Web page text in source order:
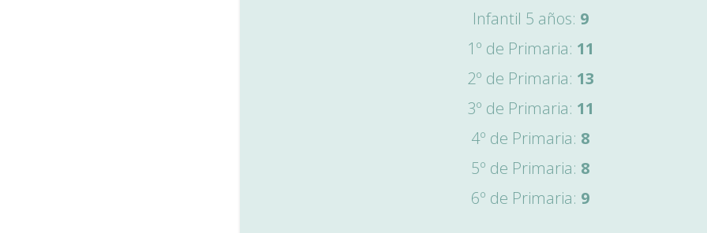
Infantil 5 años: 9
1º de Primaria: 11
2º de Primaria: 13
3º de Primaria: 11
4º de Primaria: 8
5º de Primaria: 8
6º de Primaria: 9